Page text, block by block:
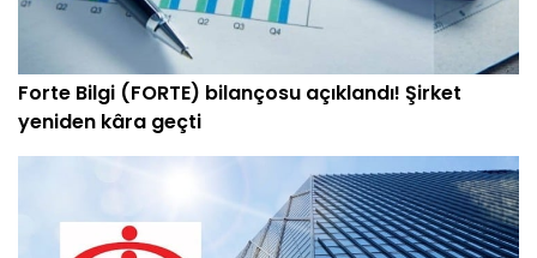
Forte Bilgi (FORTE) bilançosu açıklandı! Şirket
yeniden kâra geçti